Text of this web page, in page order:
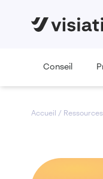
Conseil
Accueil / Ressources